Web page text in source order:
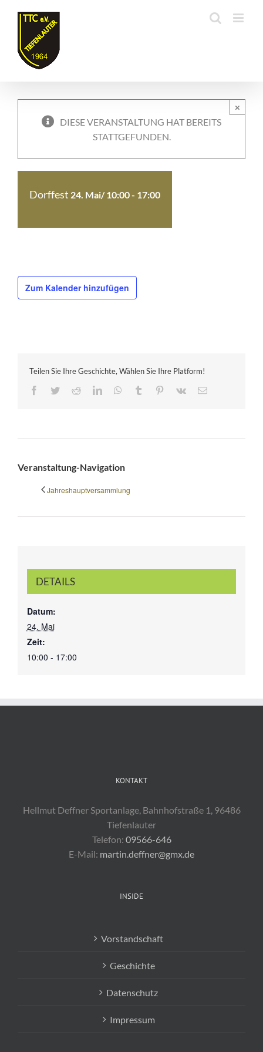
springen
×
DIESE VERANSTALTUNG HAT BEREITS
STATTGEFUNDEN.
Dorffest 24. Mai/ 10:00- 17:00
Zum Kalender hinzufügen
Teilen Sie Ihre Geschichte, Wählen Sie Ihre Platform!
Facebook
TwitterRedditLinkedInWhatsApp
Tumblr Pinterest
Vk
E-
Veranstaltung-Navigation
Jahreshauptversammlung
DETAILS
Datum:
24. Mai
Zeit:
10:00 - 17:00
KONTAKT
Hellmut Deffner Sportanlage, Bahnhofstraße 1, 96486
Tiefenlauter
Telefon: 09566-646
E-Mail: martin.deffner@gmx.de
INSIDE
Vorstandschaft
Geschichte
Datenschutz
Impressum